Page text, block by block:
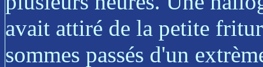
avait attiré de la petite
sommes passés d'un